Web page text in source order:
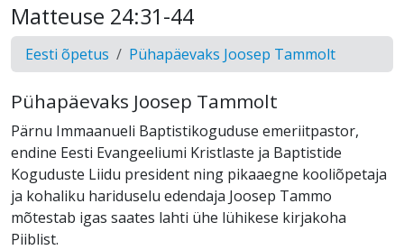
Matteuse 24:31-44
Eesti õpetus Pühapäevaks Joosep Tammolt
Pühapäevaks Joosep Tammolt
Pärnu Immaanueli Baptistikoguduse emeriitpastor,
endine Eesti Evangeeliumi Kristlaste ja Baptistide
Koguduste Liidu president ning pikaaegne kooliõpetaja
ja kohaliku hariduselu edendaja Joosep Tammo
mõtestab igas saates lahti ühe lühikese kirjakoha
Piiblist.